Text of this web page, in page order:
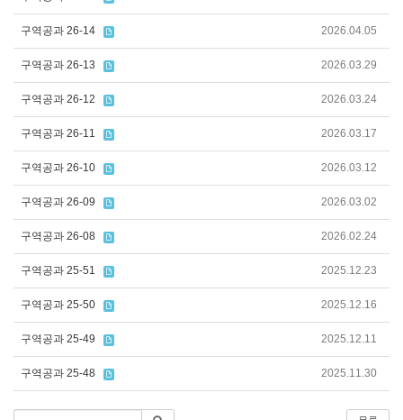
구역공과 26-14 2026.04.05
구역공과 26-13 2026.03.29
구역공과 26-12 2026.03.24
구역공과 26-11 2026.03.17
구역공과 26-10 2026.03.12
구역공과 26-09 2026.03.02
구역공과 26-08 2026.02.24
구역공과 25-51 2025.12.23
구역공과 25-50 2025.12.16
구역공과 25-49 2025.12.11
구역공과 25-48 2025.11.30